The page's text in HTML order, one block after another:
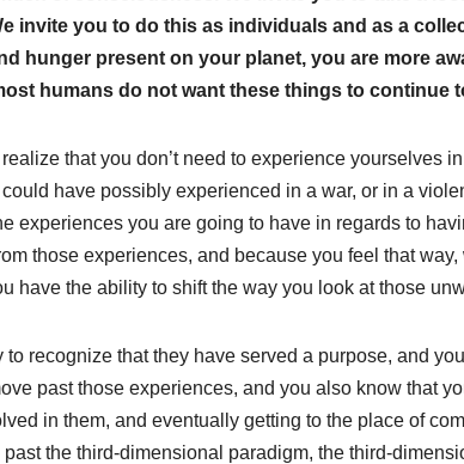
invite you to do this as individuals and as a
hunger present on your planet, you are more
humans do not want these things to continue
realize that you don’t need to experience yourselves
have possibly experienced in a war, or in a
experiences you are going to have in regards to
those experiences, and because you feel that
have the ability to shift the way you look at those
recognize that they have served a purpose, and
past those experiences, and you also know that
in them, and eventually getting to the place of
the third-dimensional paradigm, the third-